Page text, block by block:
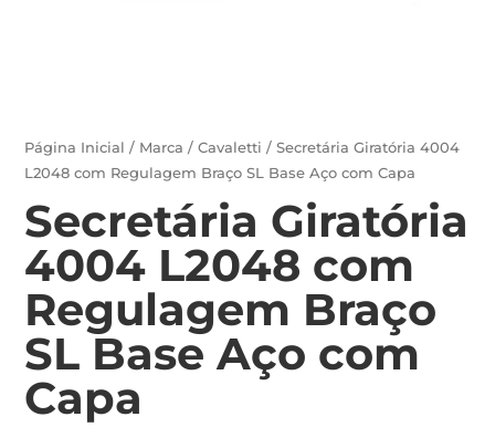
Página Inicial / Marca /Cavaletti / Secretária Giratória 4004
L2048 com Regulagem Braço SL Base Aço com Capa
Secretária Giratória
4004 L2048 com
Regulagem Braço
SL Base Aço com
Capa